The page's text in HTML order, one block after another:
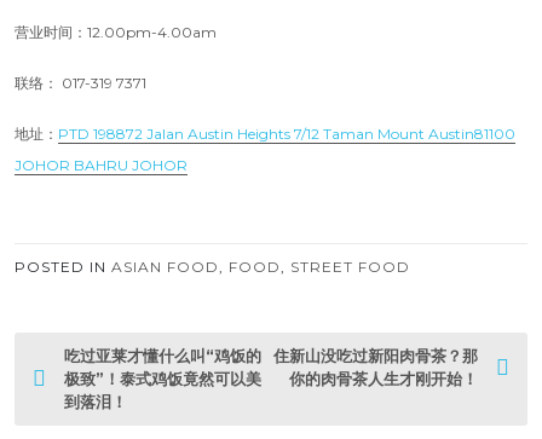
营业时间：12.00pm-4.00am
联络： 017-319 7371
地址： PTD 198872 Jalan Austin Heights 7/12 Taman Mount Austin81100
JOHOR BAHRU JOHOR
POSTED IN ASIAN FOOD FOOD STREET FOOD
o
吃过亚莱才懂什么叫“鸡饭的
极致”！泰式鸡饭竟然可以美
到落泪！
住新山没吃过新阳肉骨茶？那
你的肉骨茶人生才刚开始！